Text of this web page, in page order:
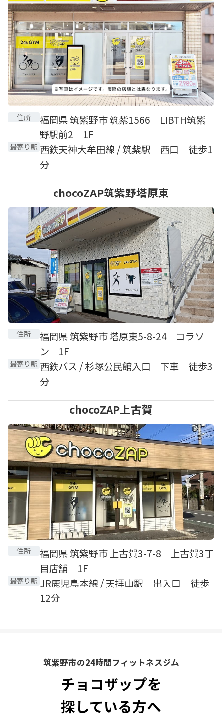
住所
福岡県 筑紫野市 筑紫1566 LIBTH筑紫
野駅前2 1F
最寄り駅 西鉄天神大牟田線 / 筑紫駅 西口 徒歩1
分
chocoZAP筑紫野塔原東
住所
福岡県 筑紫野市 塔原東5-8-24 コラソ
ン 1F
最寄り駅 西鉄バス / 杉塚公民館入口 下車 徒歩3
分
chocoZAP上古賀
住所
福岡県 筑紫野市 上古賀3-7-8 上古賀3丁
目店舗 1F
最寄り駅 JR鹿児島本線 / 天拝山駅 出入口 徒歩
12分
筑紫野市の24時間フィットネスジム
チョコザップを
探している方へ